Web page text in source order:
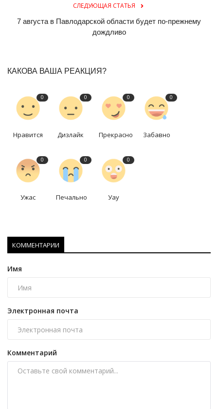
СЛЕДУЮЩАЯ СТАТЬЯ
7 августа в Павлодарской области будет по-прежнему
дождливо
КАКОВА ВАША РЕАКЦИЯ?
0
Нравится
0
Дизлайк
0
Прекрасно
0
Забавно
0
Ужас
0
Печально
0
Уау
КОММЕНТАРИИ
Имя
Электронная почта
Комментарий